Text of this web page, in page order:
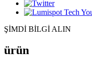
ŞİMDİ BİLGİ ALIN
ürün